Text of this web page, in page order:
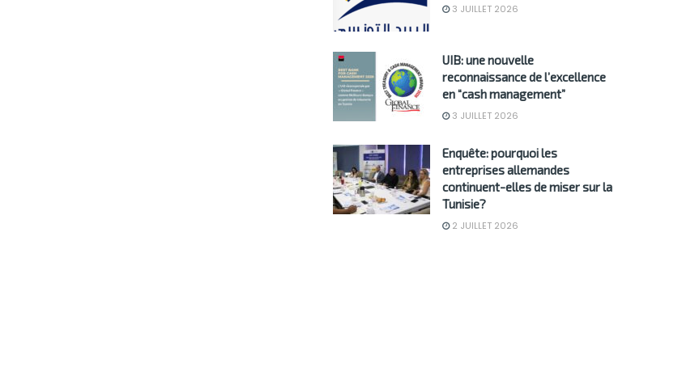
3 JUILLET 2026
UIB: une nouvelle
reconnaissance de l’excellence
en “cash management”
3 JUILLET 2026
Enquête: pourquoi les
entreprises allemandes
continuent-elles de miser sur la
Tunisie?
2 JUILLET 2026